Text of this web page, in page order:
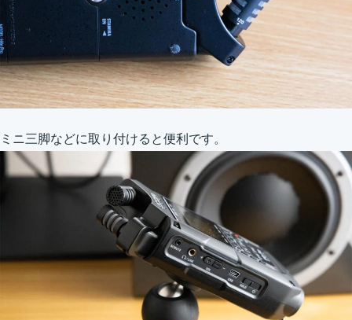
ミニ三脚などに取り付けると便利です。